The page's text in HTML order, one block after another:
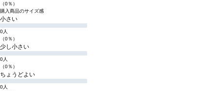
（0％）
購入商品のサイズ感
小さい
0人
（0％）
少し小さい
0人
（0％）
ちょうどよい
0人